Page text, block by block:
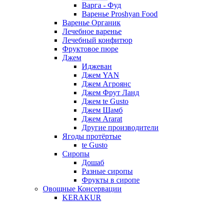
Варга - Фуд
Варенье Proshyan Food
Варенье Органик
Лечебное варенье
Лечебный конфитюр
Фруктовое пюре
Джем
Иджеван
Джем YAN
Джем Агроянс
Джем Фрут Ланд
Джем te Gusto
Джем Шамб
Джем Ararat
Другие производители
Ягоды протёртые
te Gusto
Сиропы
Дошаб
Разные сиропы
Фрукты в сиропе
Овощные Консервации
KERAKUR